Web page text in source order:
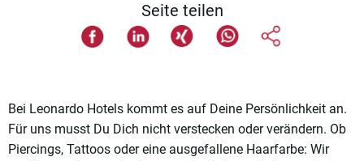
Seite teilen
Bei Leonardo Hotels kommt es auf Deine Persönlichkeit an.
Für uns musst Du Dich nicht verstecken oder verändern. Ob
Piercings, Tattoos oder eine ausgefallene Haarfarbe: Wir